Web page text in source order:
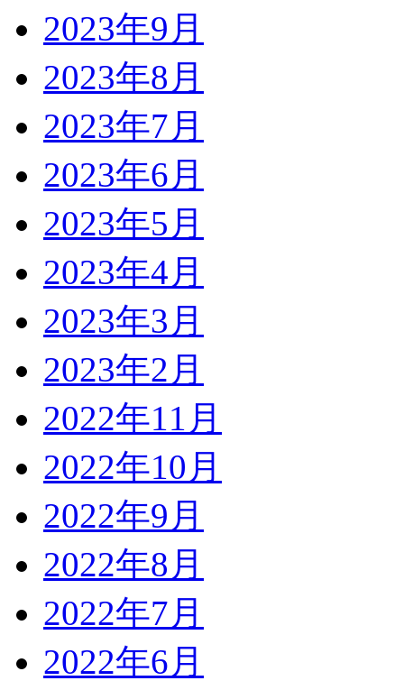
2023年9月
2023年8月
2023年7月
2023年6月
2023年5月
2023年4月
2023年3月
2023年2月
2022年11月
2022年10月
2022年9月
2022年8月
2022年7月
2022年6月